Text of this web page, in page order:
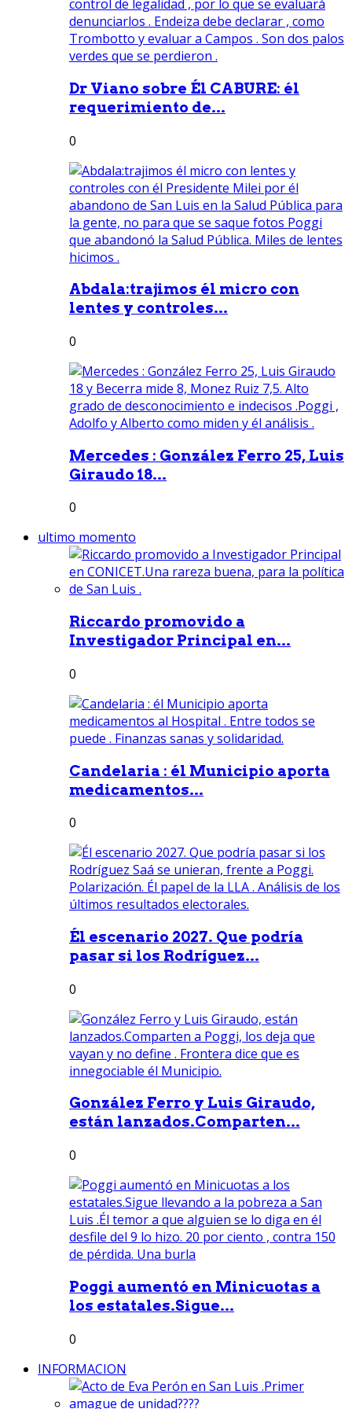
Dr Viano sobre Él CABURE: él
requerimiento de...
0
Abdala:trajimos él micro con
lentes y controles...
0
Mercedes : González Ferro 25, Luis
Giraudo 18...
0
ultimo momento
Riccardo promovido a
Investigador Principal en...
0
Candelaria : él Municipio aporta
medicamentos...
0
Él escenario 2027. Que podría
pasar si los Rodríguez...
0
González Ferro y Luis Giraudo,
están lanzados.Comparten...
0
Poggi aumentó en Minicuotas a
los estatales.Sigue...
0
INFORMACION